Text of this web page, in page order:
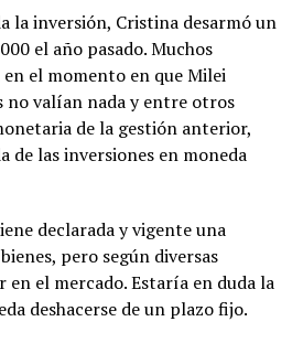
la inversión, Cristina desarmó un
el año pasado. Muchos
el momento en que Milei
no valían nada y entre otros
de la gestión anterior,
de las inversiones en moneda
declarada y vigente una
pero según diversas
en el mercado. Estaría en duda la
deshacerse de un plazo fijo.